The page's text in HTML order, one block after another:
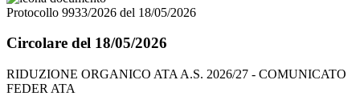
Protocollo 9933/2026 del 18/05/2026
Circolare del 18/05/2026
RIDUZIONE ORGANICO ATA A.S. 2026/27 - COMUNICATO
FEDER ATA